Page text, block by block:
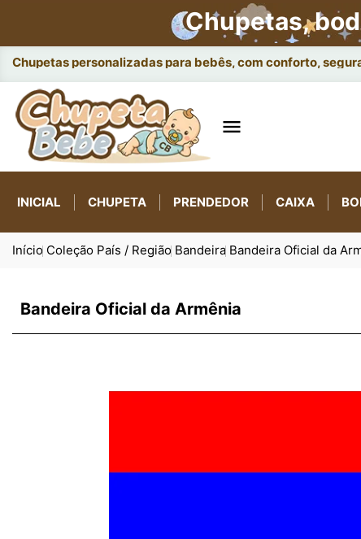
Chupetas,
Chupetas personalizadas para bebês, com conforto,

INICIAL CHUPETA PRENDEDOR CAIXA
Início Coleção País / Região Bandeira Bandeira Oficial da
Bandeira Oficial da Armênia